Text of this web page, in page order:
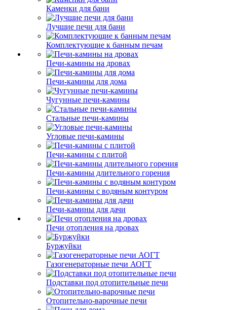
Каменки для бани
Лучшие печи для бани
Комплектующие к банным печам
Печи-камины на дровах
Печи-камины для дома
Чугунные печи-камины
Стальные печи-камины
Угловые печи-камины
Печи-камины с плитой
Печи-камины длительного горения
Печи-камины с водяным контуром
Печи-камины для дачи
Печи отопления на дровах
Буржуйки
Газогенераторные печи АОГТ
Подставки под отопительные печи
Отопительно-варочные печи